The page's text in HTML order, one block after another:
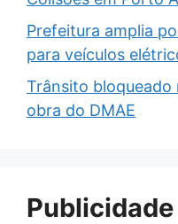
Prefeitura amplia
para veículos
Trânsito
obra do DMAE
Publicidade